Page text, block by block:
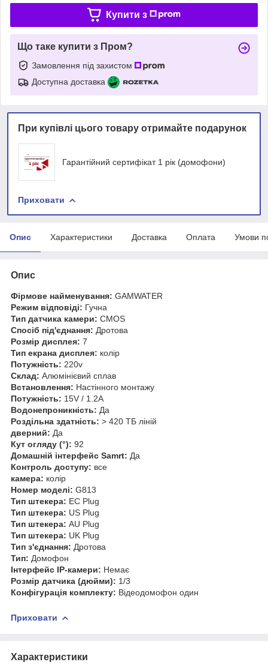
Купити з
Що таке купити з Пром?
Замовлення під захистом
Доступна доставка
При купівлі цього товару отримайте подарунок
Гарантійний сертифікат 1 рік (домофони)
Приховати
Опис Характеристики Доставка Оплата Умови
Опис
Фірмове найменування: GAMWATER
Режим відповіді: Гучна
Тип датчика камери: CMOS
Спосіб під'єднання: Дротова
Розмір дисплея: 7
Тип екрана дисплея: колір
Потужність: 220v
Склад: Алюмінієвий сплав
Встановлення: Настінного монтажу
Потужність: 15V / 1.2A
Водонепроникність: Да
Роздільна здатність: > 420 ТБ ліній
дверний: Да
Кут огляду (°): 92
Домашній інтерфейс Samrt: Да
Контроль доступу: все
камера: колір
Номер моделі: G813
Тип штекера: ЕС Plug
Тип штекера: US Plug
Тип штекера: AU Plug
Тип штекера: UK Plug
Тип з'єднання: Дротова
Тип: Домофон
Інтерфейс IP-камери: Немає
Розмір датчика (дюйми): 1/3
Конфігурація комплекту: Відеодомофон один
Приховати
Характеристики